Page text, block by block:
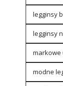
legginsy
legginsy
markowe
modne